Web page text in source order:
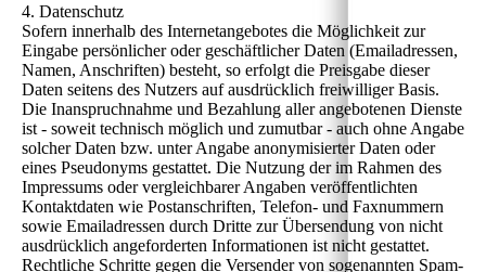
4. Datenschutz
Sofern innerhalb des Internetangebotes die Möglichkeit zur
Eingabe persönlicher oder geschäftlicher Daten (Emailadressen,
Namen, Anschriften) besteht, so erfolgt die Preisgabe dieser
Daten seitens des Nutzers auf ausdrücklich freiwilliger Basis.
Die Inanspruchnahme und Bezahlung aller angebotenen Dienste
ist - soweit technisch möglich und zumutbar - auch ohne Angabe
solcher Daten bzw. unter Angabe anonymisierter Daten oder
eines Pseudonyms gestattet. Die Nutzung der im Rahmen des
Impressums oder vergleichbarer Angaben veröffentlichten
Kontaktdaten wie Postanschriften, Telefon- und Faxnummern
sowie Emailadressen durch Dritte zur Übersendung von nicht
ausdrücklich angeforderten Informationen ist nicht gestattet.
Rechtliche Schritte gegen die Versender von sogenannten Spam-